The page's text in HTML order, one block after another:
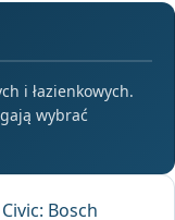
i łazienkowych.
wybrać
Bosch